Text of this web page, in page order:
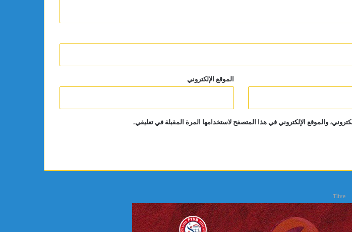
الموقع الإلكتروني
والموقع الإلكتروني في هذا المتصفح لاستخدامها المرة المقبلة في تعليقي.
Tlive